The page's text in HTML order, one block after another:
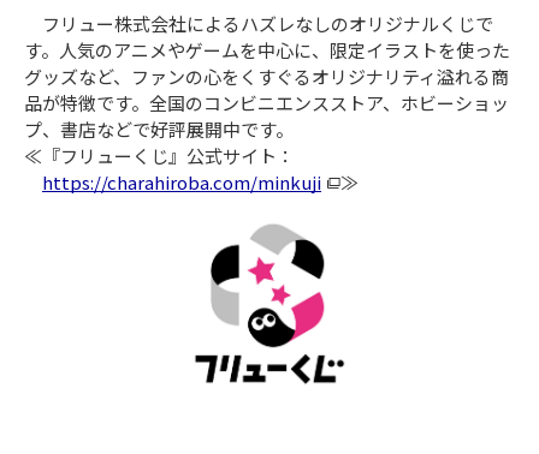
フリュー株式会社によるハズレなしのオリジナルくじで
す。人気のアニメやゲームを中心に、限定イラストを使った
グッズなど、ファンの心をくすぐるオリジナリティ溢れる商
品が特徴です。全国のコンビニエンスストア、ホビーショッ
プ、書店などで好評展開中です。
≪『フリューくじ』公式サイト：
https://charahiroba.com/minkuji
≫